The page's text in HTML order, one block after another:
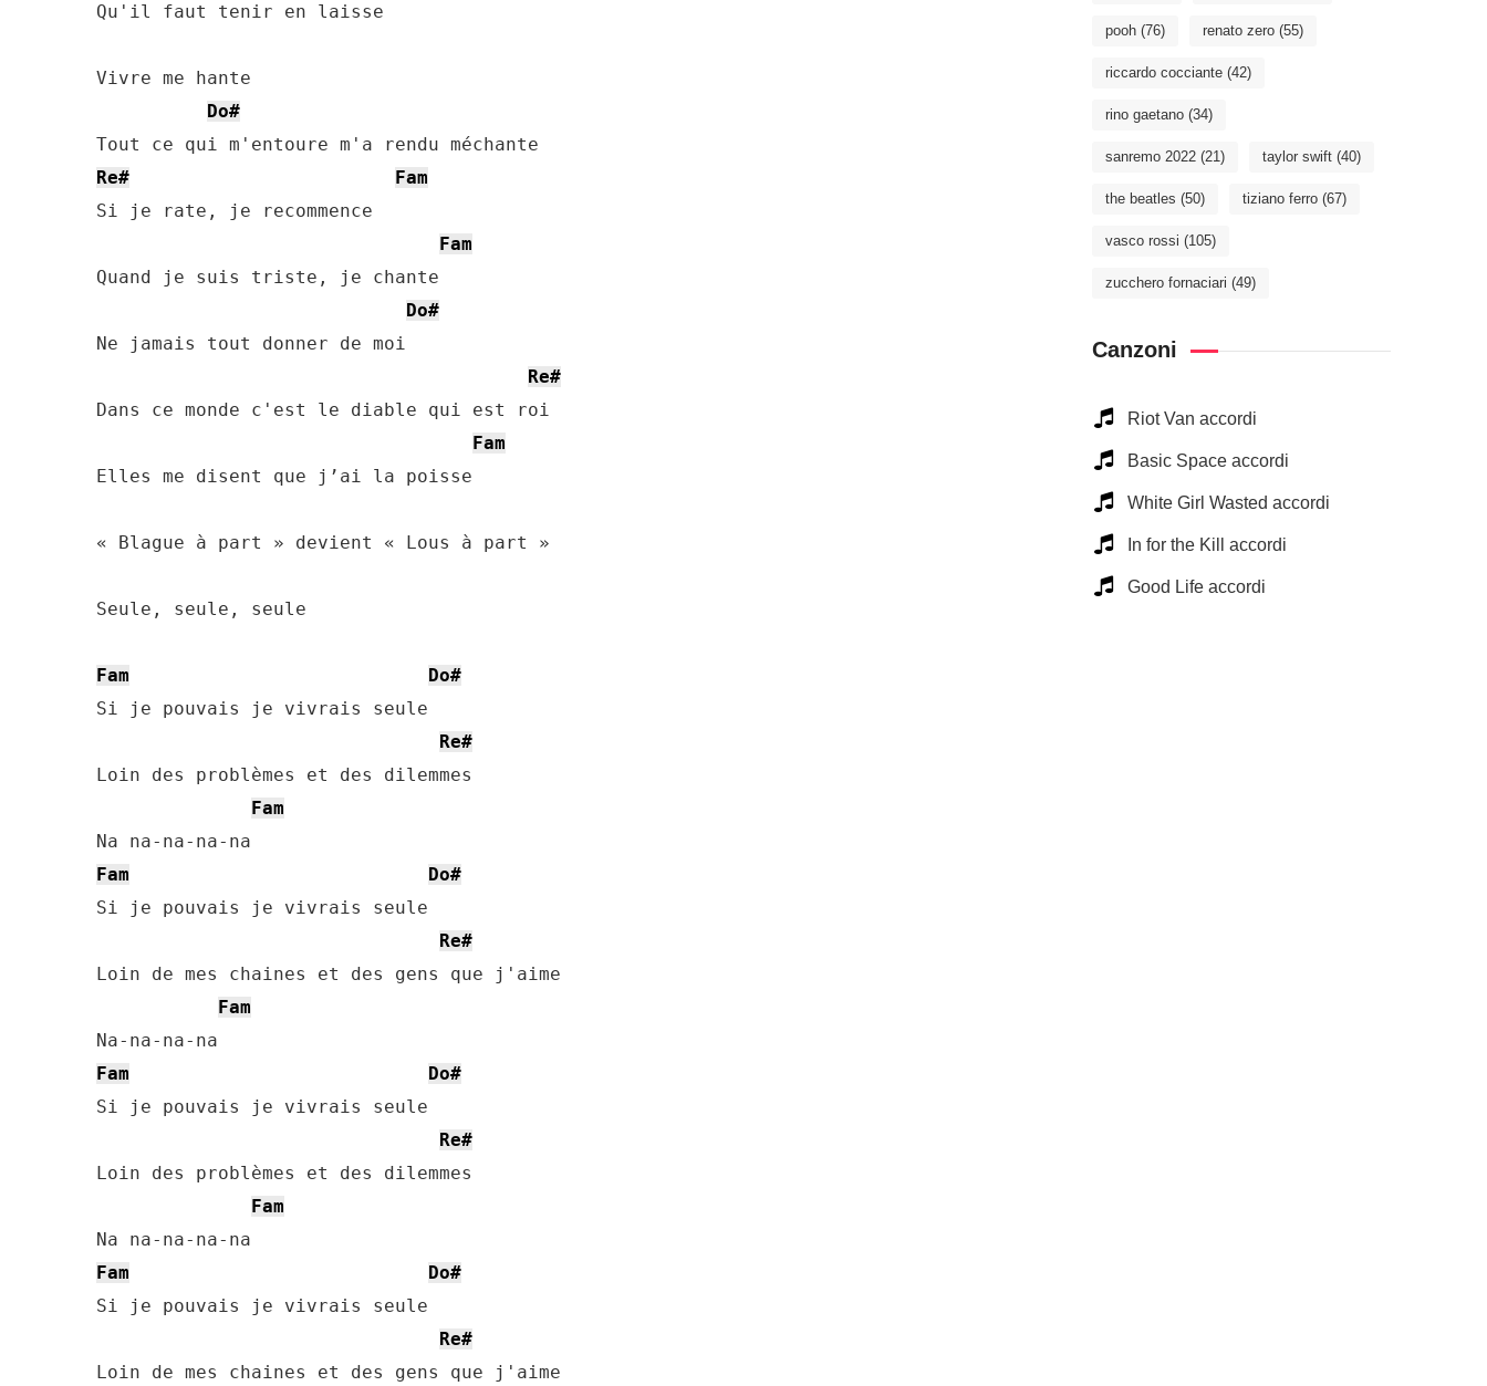
Qu'il faut tenir en laisse
Vivre me hante
Do#
Re#
Fam
Si je rate, je recommence
Fam
Quand je suis triste, je chante
Do#
Ne jamais tout donner de moi
Re#
Dans ce monde c'est le diable qui est roi
Fam
Elles me disent que j’ai la poisse
« Blague à part » devient « Lous à part »
Seule, seule, seule
Fam
Do#
Si je pouvais je vivrais seule
Re#
Loin des problèmes et des dilemmes
Fam
Fam
Do#
Si je pouvais je vivrais seule
Re#
Loin de mes chaines et des gens que j'aime
Fam
Fam
Do#
Si je pouvais je vivrais seule
Re#
Loin des problèmes et des dilemmes
Fam
Fam
Do#
Si je pouvais je vivrais seule
Re#
Loin de mes chaines et des gens que j'aime
pooh (76) renato zero (55)
riccardo cocciante (42)
rino gaetano (34)
sanremo 2022 (21) taylor swift (40)
the beatles (50) tiziano ferro (67)
vasco rossi (105)
zucchero fornaciari (49)
Canzoni
Riot Van accordi
Basic Space accordi
White Girl Wasted accordi
In for the Kill accordi
Good Life accordi